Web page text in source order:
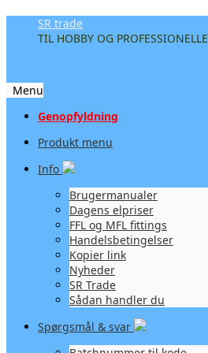
SR trade
TIL HOBBY OG PROFESSIONELLE
Menu
Videre
indhold
Genopfyldning
Produkt menu
Info
Brugermanualer
Dagens elpriser
FFL og MFL fittings
Handelsbetingelser
Kopier link
Nyheder
SR Trade
Sådan handler du
Spørgsmål & svar